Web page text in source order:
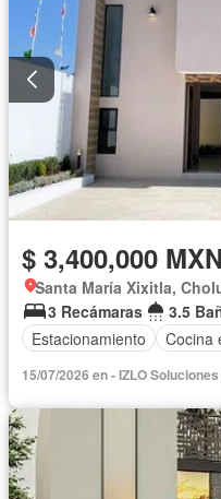
$ 3,400,000 MXN
Santa María Xixitla,
3 Recámaras
3.5
Estacionamiento
Cocina
15/07/2026 en - IZLO